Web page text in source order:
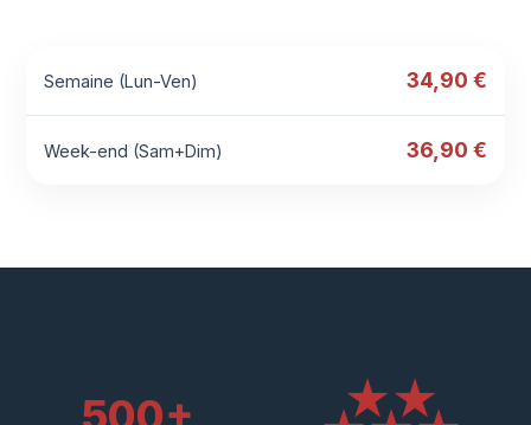
Semaine (Lun-Ven) 34,90 €
Week-end (Sam+Dim) 36,90 €
★★